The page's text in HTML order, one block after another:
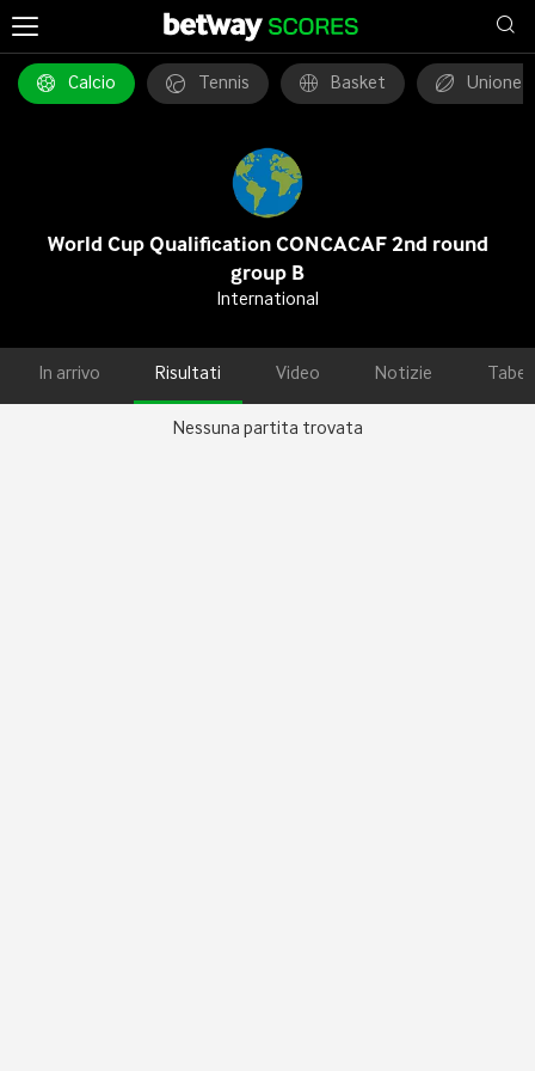
Calcio Tennis Basket Unione
World Cup Qualification CONCACAF 2nd round
group B
International
In arrivo Risultati Video Notizie
Nessuna partita trovata